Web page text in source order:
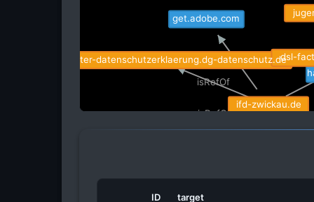
isRefOf
isRefOf
isRefOf
ifd-zwickau.de
get.adobe.com
dsgvo-muster-datenschutzerklaerung.dg-datenschutz.dedsl-
ID target